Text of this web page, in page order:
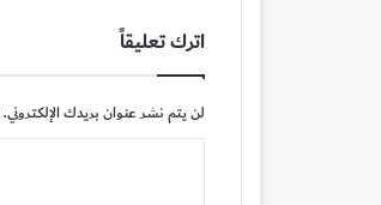
اترك تعليقاً
لن يتم نشر عنوان بريدك الإلكتروني.